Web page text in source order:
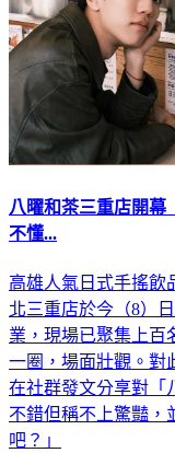
八曜和茶三重店開
不懂...
高雄人氣日式手搖飲
北三重店於今（8）
業，現場已聚集上百
一圈，場面壯觀。對
在社群發文分享對「
不錯但稱不上驚豔，
吧？」